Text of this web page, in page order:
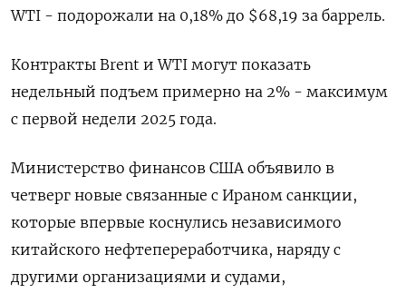
WTI - подорожали на 0,18% до $68,19 за баррель.
Контракты Brent и WTI могут показать
недельный подъем примерно на 2% - максимум
с первой недели 2025 года.
Министерство финансов США объявило в
четверг новые связанные с Ираном санкции,
которые впервые коснулись независимого
китайского нефтепереработчика, наряду с
другими организациями и судами,